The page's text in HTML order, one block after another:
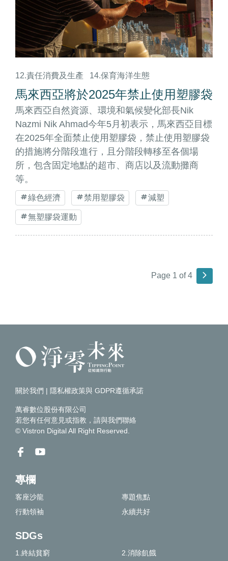
12.責任消費及生產 14.保育海洋生態
馬來西亞將於2025年禁止使用塑膠袋
馬來西亞自然資源、環境和氣候變化部長Nik
Nazmi Nik Ahmad今年5月初表示，馬來西亞目標
在2025年全面禁止使用塑膠袋，禁止使用塑膠袋
的措施將分階段進行，且分階段轉移至各個場
所，包含固定地點的超市、商店以及流動攤商
等。
綠色經濟 禁用塑膠袋 減塑
無塑膠袋運動
Page 1 of 4
關於我們 | 隱私權政策與 GDPR遵循承諾
萬睿數位股份有限公司
若您有任何意見或指教，請與我們聯絡
© Vistron Digital All Right Reserved.
專欄
客座沙龍
專題焦點
行動領袖
永續共好
SDGs
1.終結貧窮 2.消除飢餓